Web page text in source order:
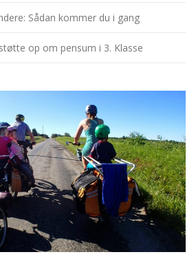
Sådan kommer du i gang
op om pensum i 3. Klasse